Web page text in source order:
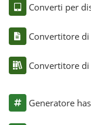
Converti per
Convertitore
Convertitore
Generatore